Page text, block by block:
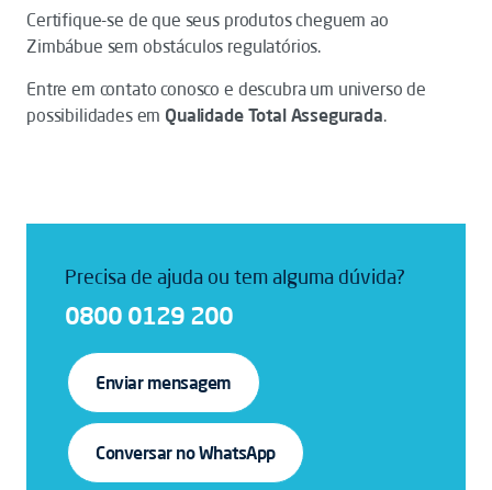
Certifique-se de que seus produtos cheguem ao
Zimbábue sem obstáculos regulatórios.
Entre em contato conosco e descubra um universo de
possibilidades em Qualidade Total Assegurada.
Precisa de ajuda ou tem alguma dúvida?
0800 0129 200
Enviar mensagem
Conversar no WhatsApp